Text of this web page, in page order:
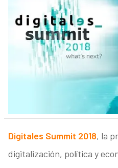
Digitales Summit 2018, la
digitalización, política y